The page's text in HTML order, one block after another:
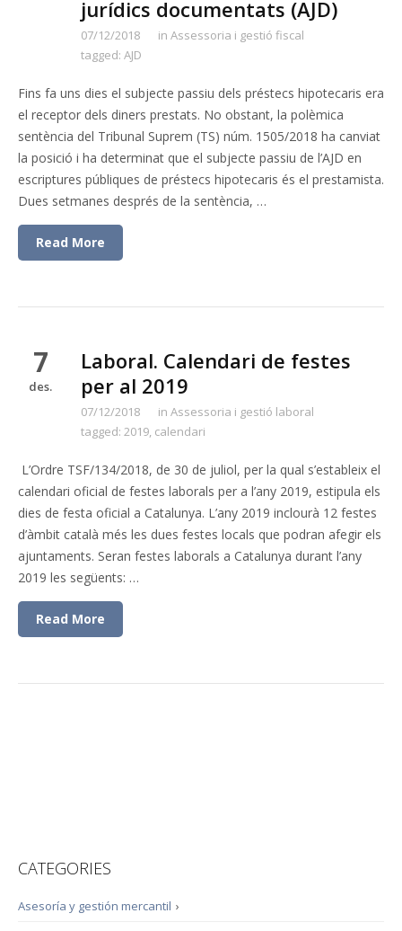
jurídics documentats (AJD)
07/12/2018 in Assessoria i gestió fiscal
tagged: AJD
Fins fa uns dies el subjecte passiu dels préstecs hipotecaris era
el receptor dels diners prestats. No obstant, la polèmica
sentència del Tribunal Suprem (TS) núm. 1505/2018 ha canviat
la posició i ha determinat que el subjecte passiu de l’AJD en
escriptures públiques de préstecs hipotecaris és el prestamista.
Dues setmanes després de la sentència, …
Read More
7
des.
Laboral. Calendari de festes
per al 2019
07/12/2018 in Assessoria i gestió laboral
tagged: 2019, calendari
L’Ordre TSF/134/2018, de 30 de juliol, per la qual s’estableix el
calendari oficial de festes laborals per a l’any 2019, estipula els
dies de festa oficial a Catalunya. L’any 2019 inclourà 12 festes
d’àmbit català més les dues festes locals que podran afegir els
ajuntaments. Seran festes laborals a Catalunya durant l’any
2019 les següents: …
Read More
CATEGORIES
›
Asesoría y gestión mercantil